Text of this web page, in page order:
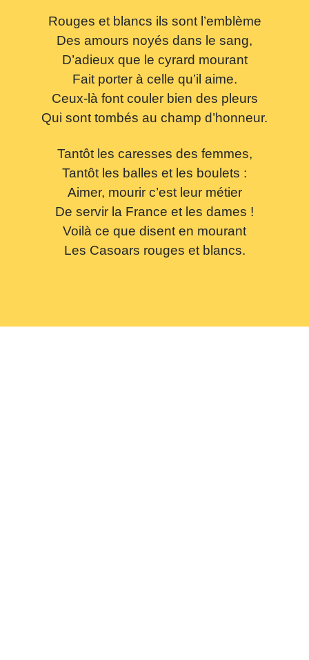
Rouges et blancs ils sont l’emblème
Des amours noyés dans le sang,
D’adieux que le cyrard mourant
Fait porter à celle qu’il aime.
Ceux-là font couler bien des pleurs
Qui sont tombés au champ d’honneur.
Tantôt les caresses des femmes,
Tantôt les balles et les boulets :
Aimer, mourir c’est leur métier
De servir la France et les dames !
Voilà ce que disent en mourant
Les Casoars rouges et blancs.